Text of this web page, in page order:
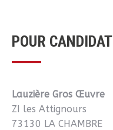
POUR
Lauzière Gros Œuvre
ZI les Attignours
73130 LA CHAMBRE